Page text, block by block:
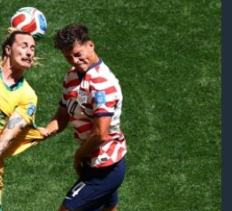
نرگس محمدی برنده جایزه نوبل صلح
همایش محافظه‌کاران آمریکا «سی‌پک»
صفحه‌های ویژه
سفر پرزیدنت ترامپ به چین